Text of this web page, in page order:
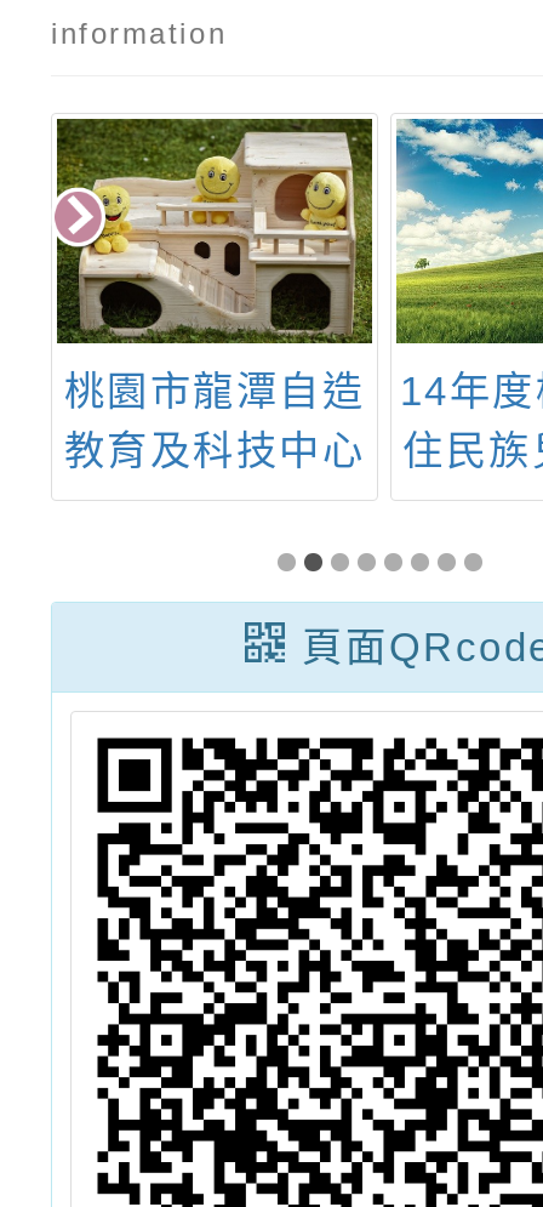
information
桃園市龍潭自造
教育及科技中心
114年05月份教
師增能研習計畫
14年
住民
年
頁面